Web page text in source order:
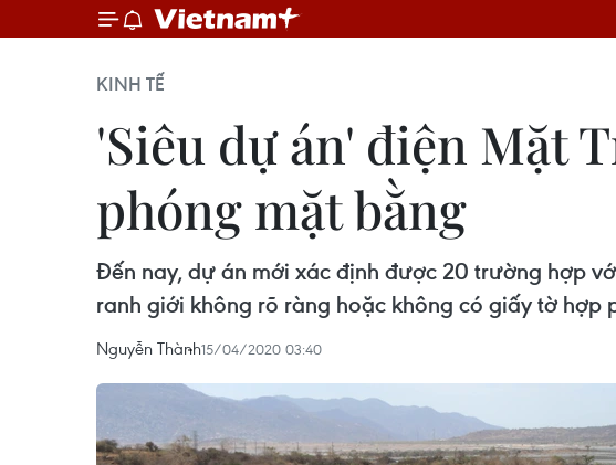
KINH TẾ
'Siêu dự án' điện Mặt
phóng mặt bằng
Đến nay, dự án mới xác định được 20 trường hợp
ranh giới không rõ ràng hoặc không có giấy tờ hợp
Nguyễn Thành15/04/2020 03:40